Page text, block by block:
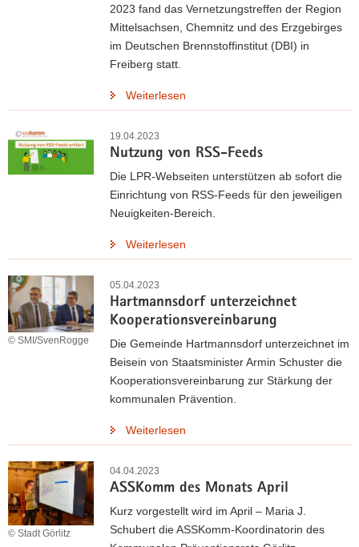
2023 fand das Vernetzungstreffen der Region
Mittelsachsen, Chemnitz und des Erzgebirges
im Deutschen Brennstoffinstitut (DBI) in
Freiberg statt.
Weiterlesen
19.04.2023
Nutzung von RSS-Feeds
Die LPR-Webseiten unterstützen ab sofort die
Einrichtung von RSS-Feeds für den jeweiligen
Neuigkeiten-Bereich.
Weiterlesen
05.04.2023
Hartmannsdorf unterzeichnet
Kooperationsvereinbarung
© SMI/SvenRogge
Die Gemeinde Hartmannsdorf unterzeichnet im
Beisein von Staatsminister Armin Schuster die
Kooperationsvereinbarung zur Stärkung der
kommunalen Prävention.
Weiterlesen
04.04.2023
ASSKomm des Monats April
© Stadt Görlitz
Kurz vorgestellt wird im April – Maria J.
Schubert die ASSKomm-Koordinatorin des